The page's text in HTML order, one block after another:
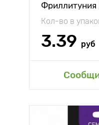
Фриллитуния
Кол-во в
3.39 руб